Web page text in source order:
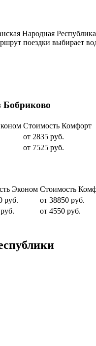
Народная
поездки выбирает
Бобриково
Стоимость Комфорт
от 2835 руб.
от 7525 руб.
Эконом Стоимость
руб.
от 38850 руб.
от 4550 руб.